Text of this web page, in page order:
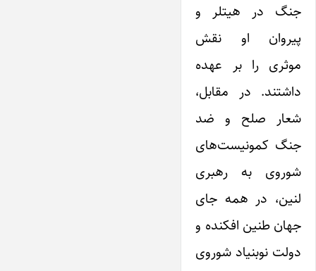
جنگ‌ در هیتلر و
پیروان او نقش
موثری را بر عهده
داشتند. در مقابل،
شعار صلح و ضد
جنگ کمونیست‌های
شوروی به رهبری
لنین، در همه جای
جهان طنین افکنده و
دولت نوبنیاد شوروی